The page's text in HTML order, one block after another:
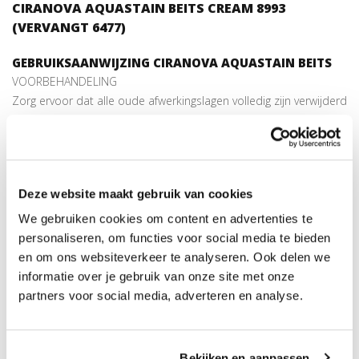
Deze website maakt gebruik van cookies
We gebruiken cookies om content en advertenties te
personaliseren, om functies voor social media te bieden
en om ons websiteverkeer te analyseren. Ook delen we
informatie over je gebruik van onze site met onze
partners voor social media, adverteren en analyse.
CIRANOVA AQUASTAIN BEITS CREAM 8993
(VERVANGT 6477)
GEBRUIKSAANWIJZING CIRANOVA AQUASTAIN BEITS
VOORBEHANDELING
Zorg ervoor dat alle oude afwerkingslagen volledig zijn verwijderd
gebruikt worden op geschuurd, geschaafd en geborsteld hout.
Voorbenatten van het hout verlaagt het risico op overlappingen.
APPLICATIE
Voor en tijdens gebruik goed oproeren en schudden zodat
eventueel bezinksel volledig is opgelost. Aquastain dient men
egaal aan te brengen met een rollerofborstel in de richting van
de houtnerf. Na een 2-tal minuten dient men het overtollige
product weg te nemen met eenpluisvrije doek of droge borstel.
hoeveelheid, de omgevingstemperatuur, de luchtvochtigheid en